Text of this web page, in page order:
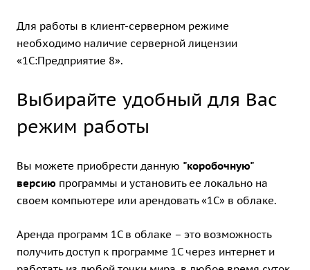
Для работы в клиент-серверном режиме
необходимо наличие серверной лицензии
«1С:Предприятие 8».
Выбирайте удобный для Вас
режим работы
Вы можете приобрести данную "коробочную"
версию программы и установить ее локально на
своем компьютере или арендовать «1С» в облаке.
Аренда программ 1С в облаке – это возможность
получить доступ к программе 1С через интернет и